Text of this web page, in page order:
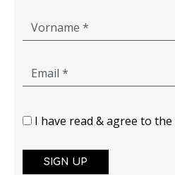
Vorname *
Email *
I have read & agree to the
SIGN UP